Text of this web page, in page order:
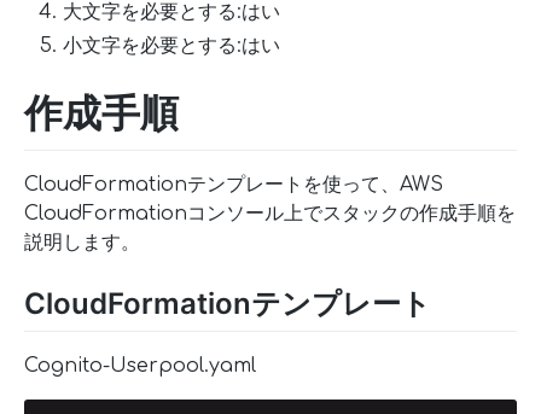
大文字を必要とする:はい
小文字を必要とする:はい
作成手順
CloudFormationテンプレートを使って、AWS
CloudFormationコンソール上でスタックの作成手順を
説明します。
CloudFormationテンプレート
Cognito-Userpool.yaml